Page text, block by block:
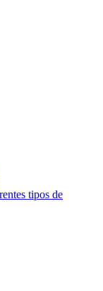
tipos de